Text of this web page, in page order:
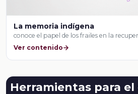
La memoria indígena
conoce el papel de los frailes en la
Ver contenido
Herramientas para